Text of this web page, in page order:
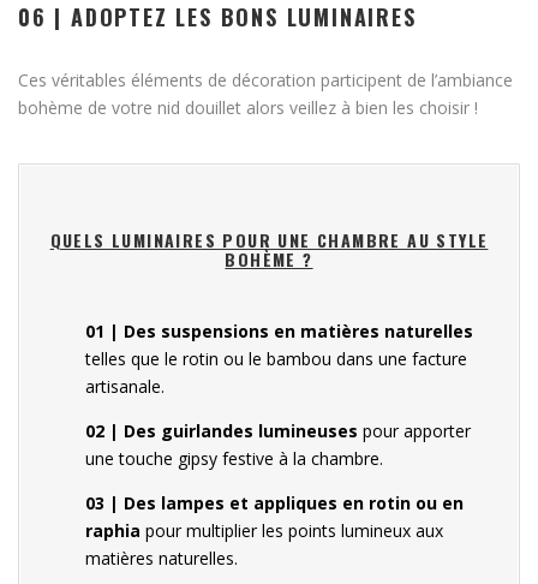
06 | ADOPTEZ LES BONS LUMINAIRES
Ces véritables éléments de décoration participent de l’ambiance
bohème de votre nid douillet alors veillez à bien les choisir !
QUELS LUMINAIRES POUR UNE CHAMBRE AU STYLE
BOHÈME ?
01 | Des suspensions en matières naturelles
telles que le rotin ou le bambou dans une facture
artisanale.
02 | Des guirlandes lumineuses pour apporter
une touche gipsy festive à la chambre.
03 | Des lampes et appliques en rotin ou en
raphia pour multiplier les points lumineux aux
matières naturelles.